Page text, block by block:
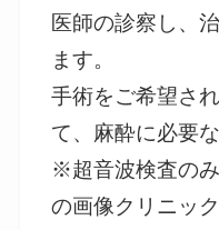
医師の診察し、
ます。
手術をご希望さ
て、麻酔に必要
※超音波検査の
の画像クリニッ